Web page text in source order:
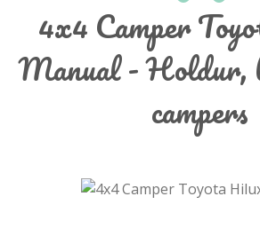
4x4 Camper
Manual - Holdur,
campers